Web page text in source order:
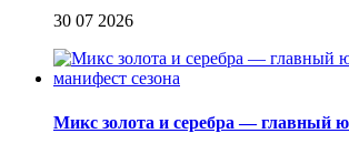
30 07 2026
Микс золота и серебра — главный